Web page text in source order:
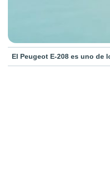
El Peugeot E-208 es uno de